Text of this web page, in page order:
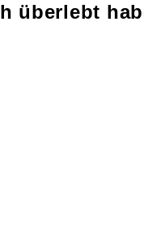
überlebt